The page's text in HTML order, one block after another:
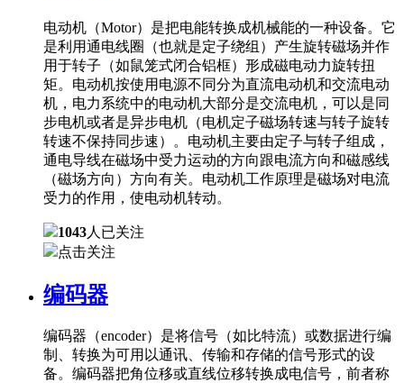
电动机（Motor）是把电能转换成机械能的一种设备。它
是利用通电线圈（也就是定子绕组）产生旋转磁场并作
用于转子（如鼠笼式闭合铝框）形成磁电动力旋转扭
矩。电动机按使用电源不同分为直流电动机和交流电动
机，电力系统中的电动机大部分是交流电机，可以是同
步电机或者是异步电机（电机定子磁场转速与转子旋转
转速不保持同步速）。电动机主要由定子与转子组成，
通电导线在磁场中受力运动的方向跟电流方向和磁感线
（磁场方向）方向有关。电动机工作原理是磁场对电流
受力的作用，使电动机转动。
1043人已关注
点击关注
编码器
编码器（encoder）是将信号（如比特流）或数据进行编
制、转换为可用以通讯、传输和存储的信号形式的设
备。编码器把角位移或直线位移转换成电信号，前者称